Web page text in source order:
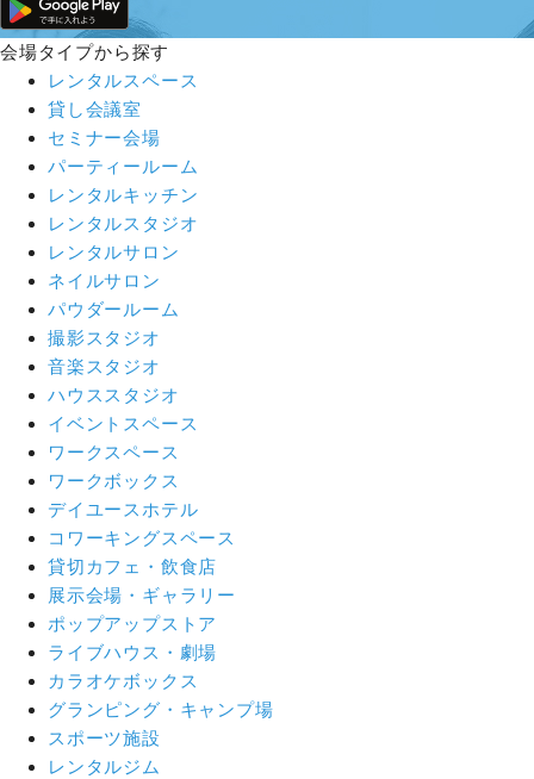
会場タイプから探す
レンタルスペース
貸し会議室
セミナー会場
パーティールーム
レンタルキッチン
レンタルスタジオ
レンタルサロン
ネイルサロン
パウダールーム
撮影スタジオ
音楽スタジオ
ハウススタジオ
イベントスペース
ワークスペース
ワークボックス
デイユースホテル
コワーキングスペース
貸切カフェ・飲食店
展示会場・ギャラリー
ポップアップストア
ライブハウス・劇場
カラオケボックス
グランピング・キャンプ場
スポーツ施設
レンタルジム